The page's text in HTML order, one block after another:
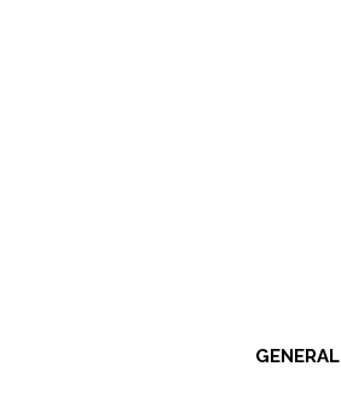
GENERAL